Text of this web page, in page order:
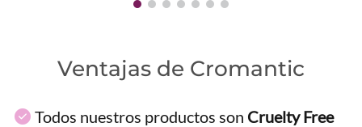
Ventajas de Cromantic
Todos nuestros productos son Cruelty Free